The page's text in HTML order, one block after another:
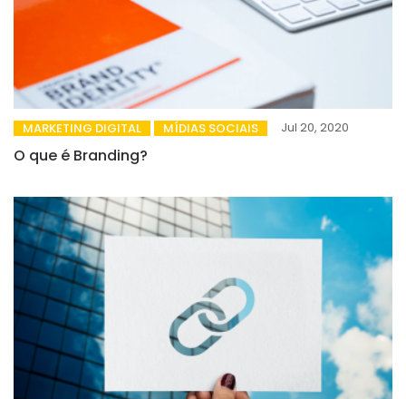
MARKETING DIGITAL MÍDIAS SOCIAIS Jul 20, 2020
O que é Branding?